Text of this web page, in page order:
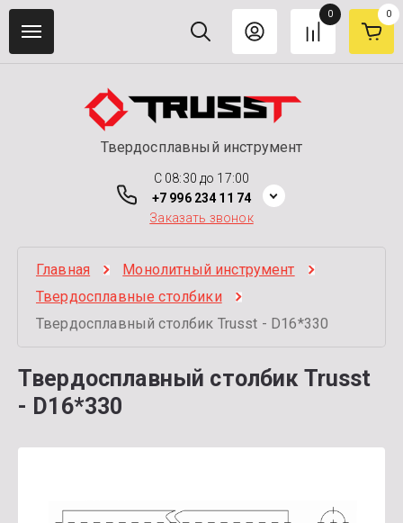
0
0
Твердосплавный инструмент
C 08:30 до 17:00
+7 996 234 11 74
Заказать звонок
Главная
Монолитный инструмент
Твердосплавные столбики
Твердосплавный столбик Trusst - D16*330
Твердосплавный столбик Trusst
- D16*330